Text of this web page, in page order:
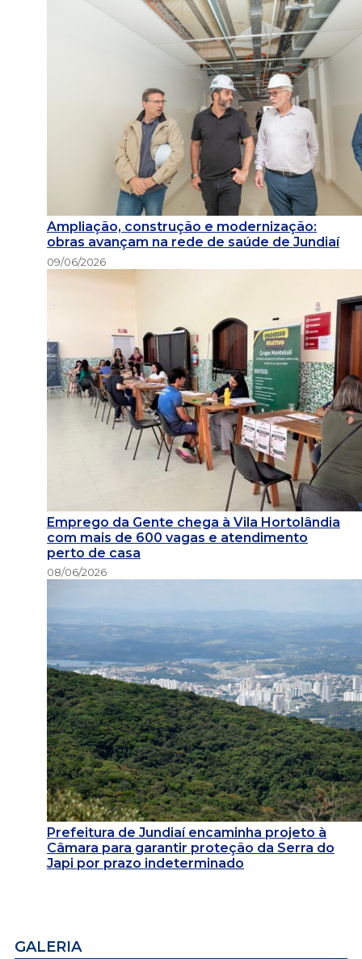
Ampliação, construção e modernização:
obras avançam na rede de saúde de Jundiaí
09/06/2026
Emprego da Gente chega à Vila Hortolândia
com mais de 600 vagas e atendimento
perto de casa
08/06/2026
Prefeitura de Jundiaí encaminha projeto à
Câmara para garantir proteção da Serra do
Japi por prazo indeterminado
GALERIA